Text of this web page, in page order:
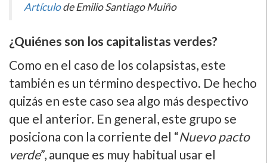
Artículode Emilio Santiago Muiño
¿Quiénes son los capitalistas verdes?
Como en el caso de los colapsistas, este
también es un término despectivo. De hecho
quizás en este caso sea algo más despectivo
que el anterior. En general, este grupo se
posiciona con la corriente del “Nuevo pacto
verde”, aunque es muy habitual usar el